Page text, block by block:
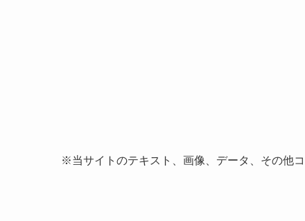
※当サイトのテキスト、画像、データ、その他